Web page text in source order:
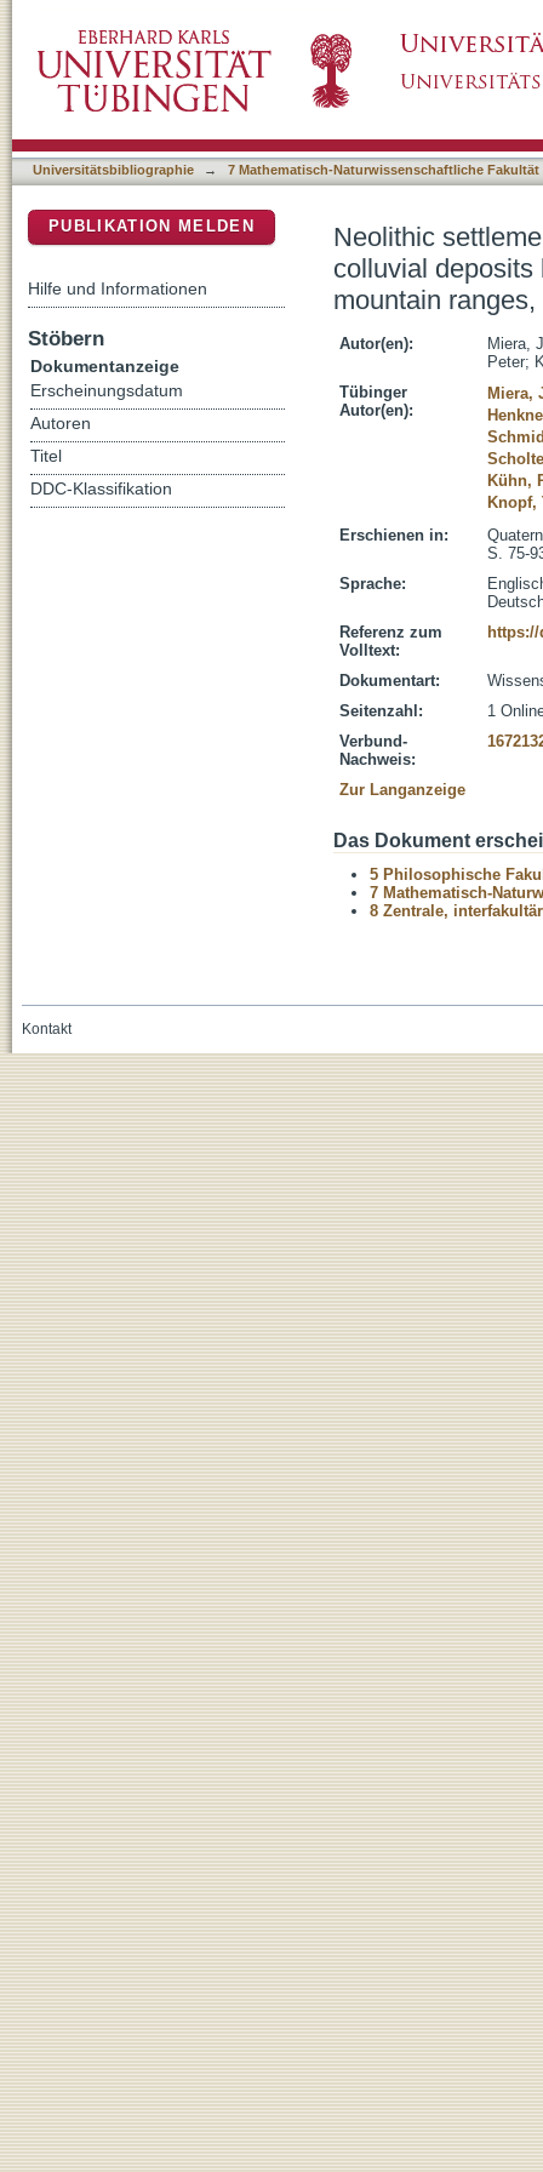
Baar region and the adjacent low mountain
Universitätsbibliographie → 7 Mathematisch-Naturwissenschaftliche Fakultät
Neolithic
colluvial deposits
mountain
Autor(en):
Miera,
Peter;
Tübinger
Autor(en):
Miera,
Kühn,
Knopf,
Erschienen in:
S. 75-
Sprache:
Referenz zum
Volltext:
https://
Dokumentart:
Seitenzahl:
1
Verbund-
Nachweis:
Zur Langanzeige
Das Dokument
5 Philosophische
7 Mathematisch-
8 Zentrale,
PUBLIKATION MELDEN
Hilfe und Informationen
Stöbern
Dokumentanzeige
Erscheinungsdatum
Autoren
Titel
DDC-Klassifikation
Kontakt